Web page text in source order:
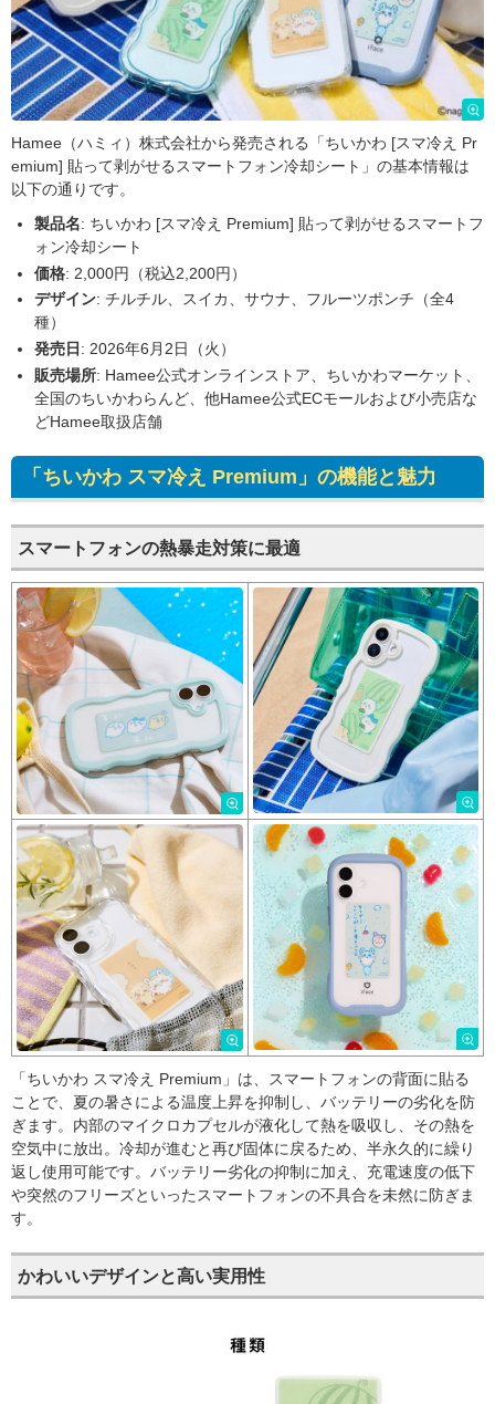
Hamee（ハミィ）株式会社から発売される「ちいかわ [スマ冷え Pr
emium] 貼って剥がせるスマートフォン冷却シート」の基本情報は
以下の通りです。
製品名: ちいかわ [スマ冷え Premium] 貼って剥がせるスマートフ
ォン冷却シート
価格: 2,000円（税込2,200円）
デザイン: チルチル、スイカ、サウナ、フルーツポンチ（全4
種）
発売日 : 2026年6月2日（火）
販売場所: Hamee公式オンラインストア、ちいかわマーケット、
全国のちいかわらんど、他Hamee公式ECモールおよび小売店な
どHamee取扱店舗
「ちいかわ スマ冷え Premium」の機能と魅力
スマートフォンの熱暴走対策に最適
「ちいかわ スマ冷え Premium」は、スマートフォンの背面に貼る
ことで、夏の暑さによる温度上昇を抑制し、バッテリーの劣化を防
ぎます。内部のマイクロカプセルが液化して熱を吸収し、その熱を
空気中に放出。冷却が進むと再び固体に戻るため、半永久的に繰り
返し使用可能です。バッテリー劣化の抑制に加え、充電速度の低下
や突然のフリーズといったスマートフォンの不具合を未然に防ぎま
す。
かわいいデザインと高い実用性